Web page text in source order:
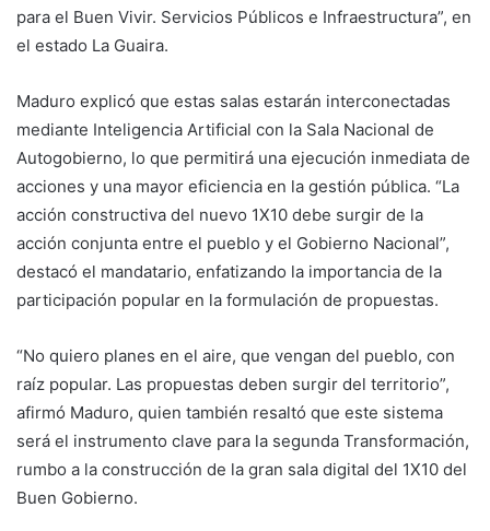
para el Buen Vivir. Servicios Públicos e Infraestructura”, en
el estado La Guaira.
Maduro explicó que estas salas estarán interconectadas
mediante Inteligencia Artificial con la Sala Nacional de
Autogobierno, lo que permitirá una ejecución inmediata de
acciones y una mayor eficiencia en la gestión pública. “La
acción constructiva del nuevo 1X10 debe surgir de la
acción conjunta entre el pueblo y el Gobierno Nacional”,
destacó el mandatario, enfatizando la importancia de la
participación popular en la formulación de propuestas.
“No quiero planes en el aire, que vengan del pueblo, con
raíz popular. Las propuestas deben surgir del territorio”,
afirmó Maduro, quien también resaltó que este sistema
será el instrumento clave para la segunda Transformación,
rumbo a la construcción de la gran sala digital del 1X10 del
Buen Gobierno.